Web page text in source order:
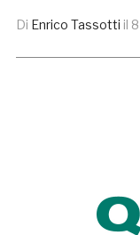
Di Enrico Tassotti il